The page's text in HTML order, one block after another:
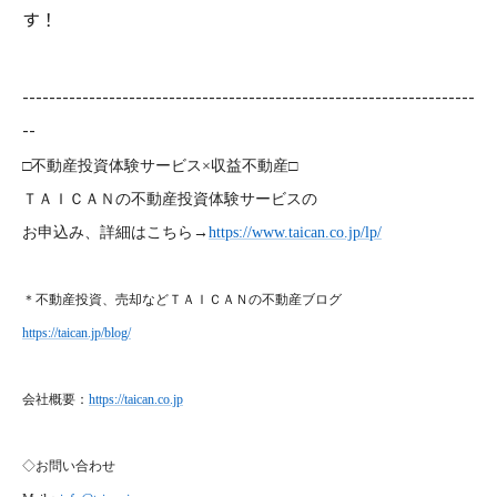
す！
--------------------------------------------------------------------
--
□不動産投資体験サービス×収益不動産□
ＴＡＩＣＡＮの不動産投資体験サービスの
お申込み、詳細はこちら→ https://www.taican.co.jp/lp/
＊不動産投資、売却などＴＡＩＣＡＮの不動産ブログ
https://taican.jp/blog/
会社概要： https://taican.co.jp
◇お問い合わせ